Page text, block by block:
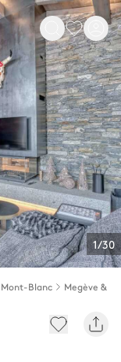
1/30
Mont-Blanc Megève &